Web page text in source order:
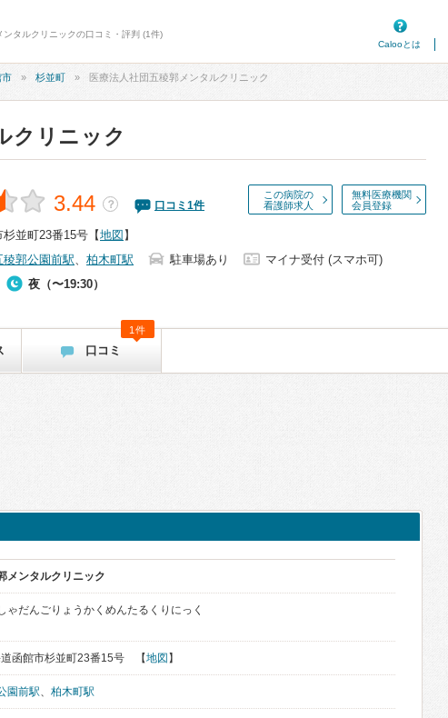
タルクリニックの口コミ・評判 (1件)
Calooとは
市 杉並町 医療法人社団五稜郭メンタルクリニック
クリニック
この病院の
看護師求人
無料医療機関
会員登録
3.44 ？ 口コミ 1件
並町23番15号 【地図 】
稜郭公園前駅、 柏木町駅 駐車場あり
マイナ受付 (スマホ可)
夜（〜19:30）
口コミ
1件
メンタルクリニック
ゃだんごりょうかくめんたるくりにっく
函館市杉並町23番15号 【地図 】
園前駅、 柏木町駅